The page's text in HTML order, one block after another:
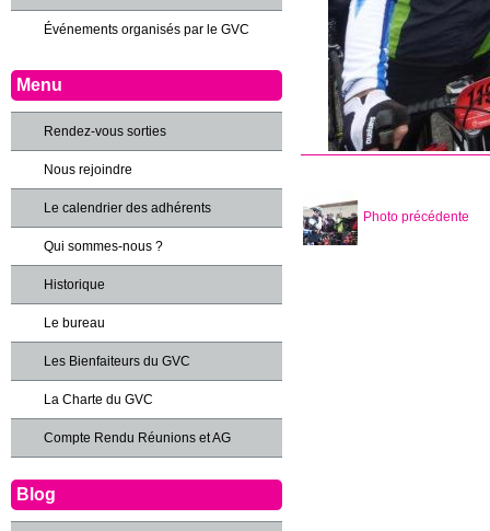
Photo précédente
Événements organisés par le GVC
Menu
Rendez-vous sorties
Nous rejoindre
Le calendrier des adhérents
Qui sommes-nous ?
Historique
Le bureau
Les Bienfaiteurs du GVC
La Charte du GVC
Compte Rendu Réunions et AG
Blog